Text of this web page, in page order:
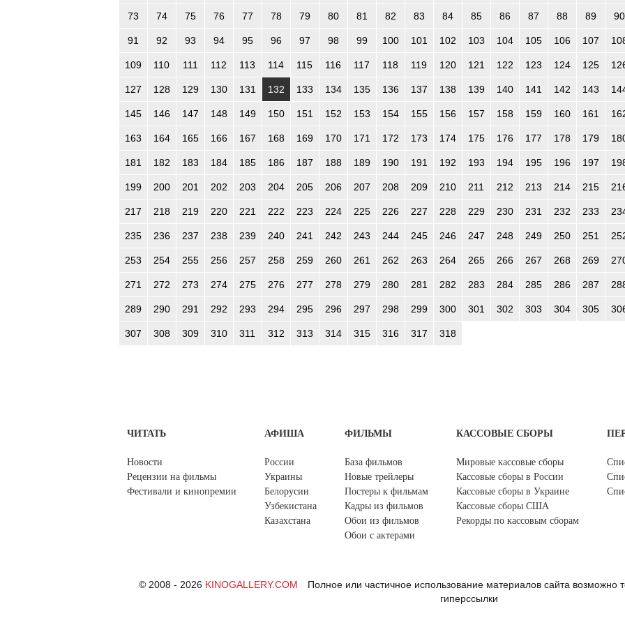
73 74 75 76 77 78 79 80 81 82 83 84 85 86 87 88 89 90
91 92 93 94 95 96 97 98 99 100 101 102 103 104 105 106 107
109 110 111 112 113 114 115 116 117 118 119 120 121 122 123 124 125
127 128 129 130 131 132 133 134 135 136 137 138 139 140 141 142 143
145 146 147 148 149 150 151 152 153 154 155 156 157 158 159 160 161
163 164 165 166 167 168 169 170 171 172 173 174 175 176 177 178 179
181 182 183 184 185 186 187 188 189 190 191 192 193 194 195 196 197
199 200 201 202 203 204 205 206 207 208 209 210 211 212 213 214 215
217 218 219 220 221 222 223 224 225 226 227 228 229 230 231 232 233
235 236 237 238 239 240 241 242 243 244 245 246 247 248 249 250 251
253 254 255 256 257 258 259 260 261 262 263 264 265 266 267 268 269
271 272 273 274 275 276 277 278 279 280 281 282 283 284 285 286 287
289 290 291 292 293 294 295 296 297 298 299 300 301 302 303 304 305
307 308 309 310 311 312 313 314 315 316 317 318
ЧИТАТЬ
Новости
Рецензии на фильмы
Фестивали и кинопремии
АФИША
России
Украины
Белорусии
Узбекистана
Казахстана
ФИЛЬМЫ
База фильмов
Новые трейлеры
Постеры к фильмам
Кадры из фильмов
Обои из фильмов
Обои с актерами
КАССОВЫЕ СБОРЫ
Мировые кассовые сборы
Кассовые сборы в России
Кассовые сборы в Украине
Кассовые сборы США
Рекорды по кассовым сборам
© 2008 - 2026 KINOGALLERY.COM
Полное или частичное использование материалов сайта возможно
гиперссылки